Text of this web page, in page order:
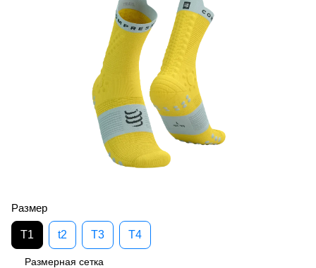
Размер
T1 t2 T3 T4
Размерная сетка